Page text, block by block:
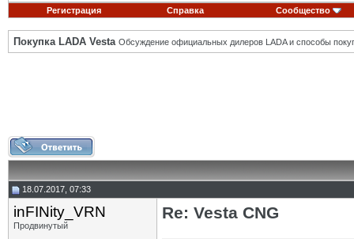
Регистрация Справка Сообщество
Покупка LADA Vesta Обсуждение официальных дилеров LADA и способы
18.07.2017, 07:33
inFINity_VRN
Продвинутый
Re: Vesta CNG